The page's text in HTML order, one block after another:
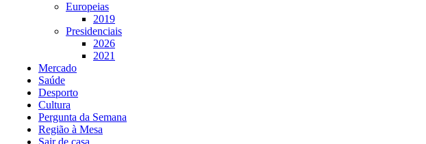
Europeias
2019
Presidenciais
2026
2021
Mercado
Saúde
Desporto
Cultura
Pergunta da Semana
Região à Mesa
Sair de casa